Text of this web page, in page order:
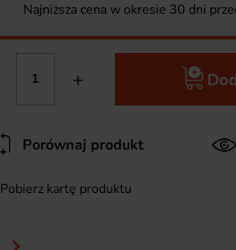
Najniższa cena w okresie 30 dni
+
Porównaj produkt
Pobierz kartę produktu